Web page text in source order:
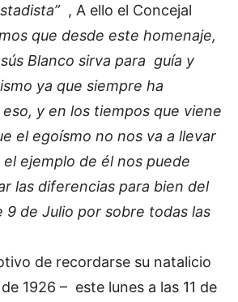
, A ello el Concejal
que desde este homenaje,
Blanco sirva para guía y
ya que siempre ha
y en los tiempos que viene
el egoísmo no nos va a llevar
ejemplo de él nos puede
las diferencias para bien del
de Julio por sobre todas las
de recordarse su natalicio
1926 – este lunes a las 11 de